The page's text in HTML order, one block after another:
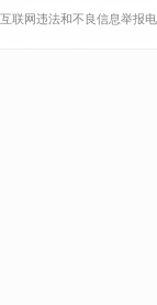
互联网违法和不良信息举